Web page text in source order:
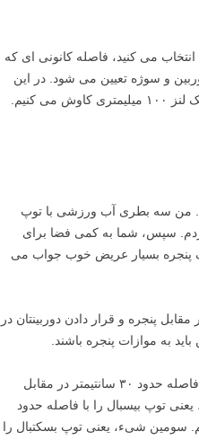
می کنید، فاصله کانونی ای که
و سوژه تعیین می شود. در این
کنیم.
من سه بطری آب ورزشی با توپ
کردم. سپس، شما به کمی فضا برای
یک پنجره بسیار عریض خوب جواب می
پنجره و قرار دادن دوربینتان در
به موازات پنجره باشند.
من اولین توپ، یعنی توپ فوتبال را با فاصله حدود ۳۰ سانتیمتر در مقابل
توپ بیسبال را با فاصله حدود
سومین شیء، یعنی توپ بسکتبال را